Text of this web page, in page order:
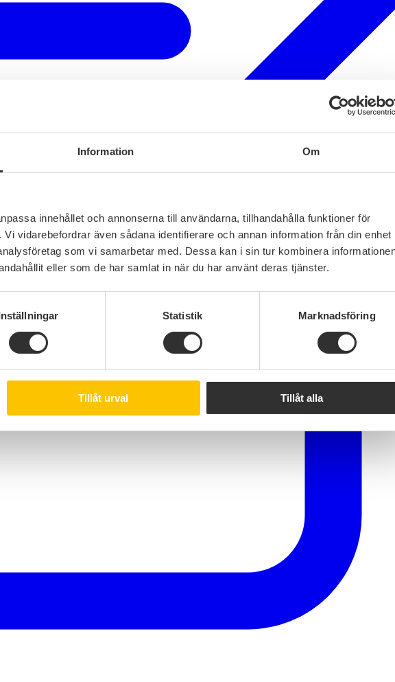
Information Om
innehållet och annonserna till användarna, tillhandahålla funktioner för
vidarebefordrar även sådana identifierare och annan information från din enhet
som vi samarbetar med. Dessa kan i sin tur kombinera
eller som de har samlat in när du har använt deras tjänster.
Statistik Marknadsföring
Tillåt urval Tillåt alla